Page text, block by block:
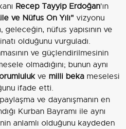
Recep Tayyip Erdoğan'ın
ve Nüfus On Yılı"vizyonu
nüfus yapısının ve
olduğunu vurguladı.
ve güçlendirilmesinin
olmadığını; bunun aynı
ve milli bekameselesi
ifade etti.
ve dayanışmanın en
Kurban Bayramı ile aynı
anlamlı olduğunu kaydeden